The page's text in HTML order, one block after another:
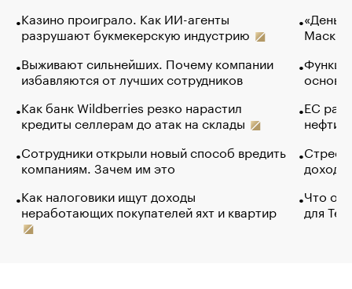
Казино проиграло. Как ИИ-агенты
разрушают букмекерскую индустрию
Выживают сильнейших. Почему компании
избавляются от лучших сотрудников
Как банк Wildberries резко нарастил
кредиты селлерам до атак на склады
Сотрудники открыли новый способ вредить
компаниям. Зачем им это
Как налоговики ищут доходы
неработающих покупателей яхт и квартир
Маск в
основ
ЕС
нефти
Что
для